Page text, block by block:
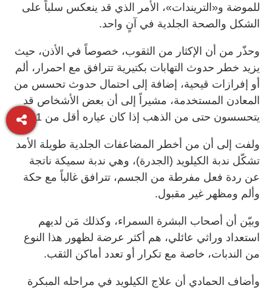
للموضة و«التريندات»، الأمر الذي قد ينعكس سلباً على
الشكل والصحة الجلدية في آنٍ واحد.
وحذّر من أن الإكثار من الثقوب، خصوصاً في الأذن، حيث
يزيد خطر حدوث التهابات بكتيرية تترافق مع احمرار، ألم
أو إفرازات قيحية، إضافة إلى احتمال حدوث تحسس من
المعادن المستخدمة، مشيراً إلى أن بعض الأشخاص قد
يتحسسون حتى من الذهب إذا كان عياره أقل من 21.
ولفت إلى أن من أخطر المضاعفات الجلدية طويلة الأمد
تشكّل ندبة الكيلويد (الجدرة)، وهي ندبة سميكة ناتجة
عن ردة فعل مفرطة من الجسم، تترافق غالباً مع حكة
وألم ومظهر غير مقبول.
وبيّن أن أصحاب البشرة السمراء، وكذلك مَن لديهم
استعداد وراثي عائلي، هم أكثر عرضة لظهور هذا النوع
من الندبات، خاصة مع تكرار أو تعدد أماكن الثقب.
وأضاف الحمادي أن علاج الكيلويد في مراحله المبكرة